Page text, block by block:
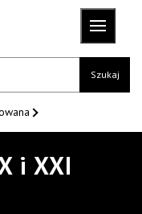
Szukaj
i XXI